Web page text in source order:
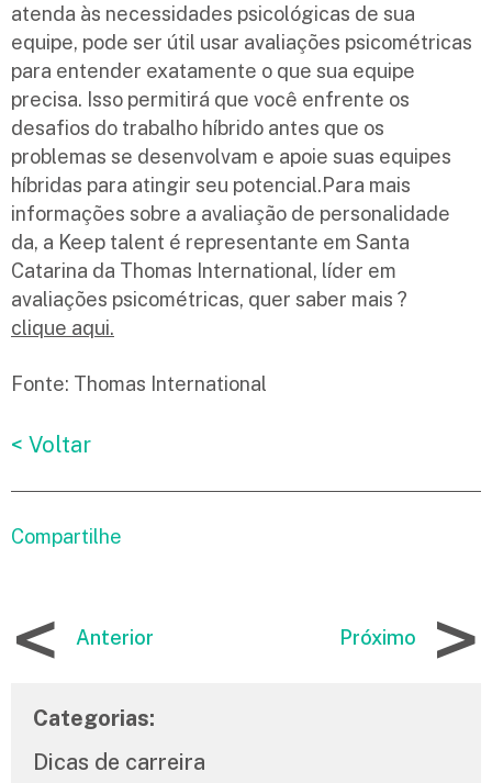
atenda às necessidades psicológicas de sua
equipe, pode ser útil usar avaliações psicométricas
para entender exatamente o que sua equipe
precisa. Isso permitirá que você enfrente os
desafios do trabalho híbrido antes que os
problemas se desenvolvam e apoie suas equipes
híbridas para atingir seu potencial.Para mais
informações sobre a avaliação de personalidade
da, a Keep talent é representante em Santa
Catarina da Thomas International, líder em
avaliações psicométricas, quer saber mais ?
clique aqui.
Fonte: Thomas International
< Voltar
Compartilhe
< Anterior Próximo >
Categorias:
Dicas de carreira